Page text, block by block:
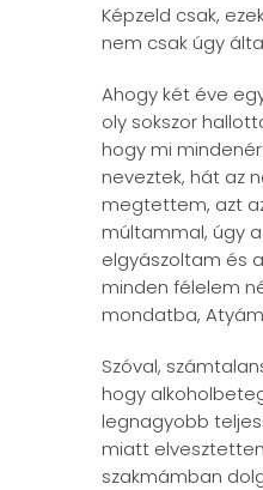
Képzeld csak,
nem csak úgy
Ahogy két éve
oly sokszor
hogy mi
neveztek, hát az
megtettem, azt
múltammal, úgy
elgyászoltam és
minden félelem
mondatba,
Szóval,
hogy
legnagyobb
miatt
szakmámban